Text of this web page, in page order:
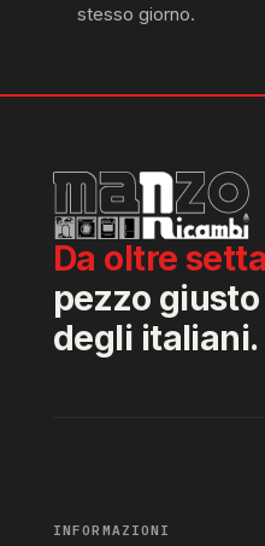
stesso giorno.
Da oltre
pezzo
degli italiani.
INFORMAZIONI